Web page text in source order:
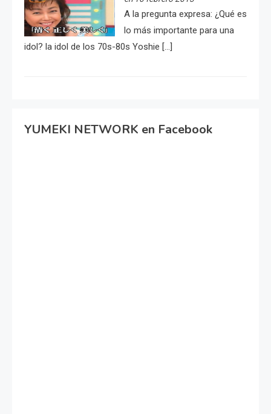
A la pregunta expresa: ¿Qué es
lo más importante para una
idol? la idol de los 70s-80s Yoshie […]
YUMEKI NETWORK en Facebook